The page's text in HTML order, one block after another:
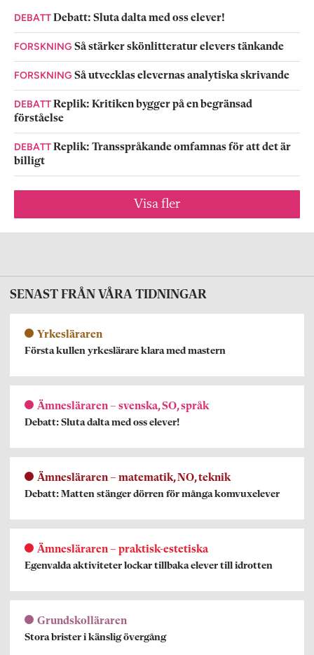
DEBATTDebatt: Sluta dalta med oss elever!
FORSKNING Så stärker skönlitteratur elevers tänkande
FORSKNING Så utvecklas elevernas analytiska skrivande
DEBATTReplik: Kritiken bygger på en begränsad
förståelse
DEBATTReplik: Transspråkande omfamnas för att det är
billigt
Visa fler
SENAST FRÅN VÅRA TIDNINGAR
Yrkesläraren
Första kullen yrkeslärare klara med mastern
Ämnesläraren – svenska, SO, språk
Debatt: Sluta dalta med oss elever!
Ämnesläraren – matematik, NO, teknik
Debatt: Matten stänger dörren för många komvuxelever
Ämnesläraren – praktisk-estetiska
Egenvalda aktiviteter lockar tillbaka elever till idrotten
Grundskolläraren
Stora brister i känslig övergång